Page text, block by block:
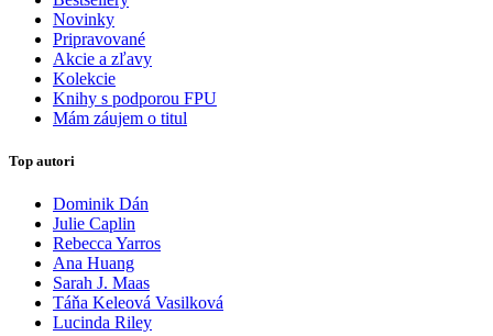
Novinky
Pripravované
Akcie a zľavy
Kolekcie
Knihy s podporou FPU
Mám záujem o titul
Top autori
Dominik Dán
Julie Caplin
Rebecca Yarros
Ana Huang
Sarah J. Maas
Táňa Keleová Vasilková
Lucinda Riley